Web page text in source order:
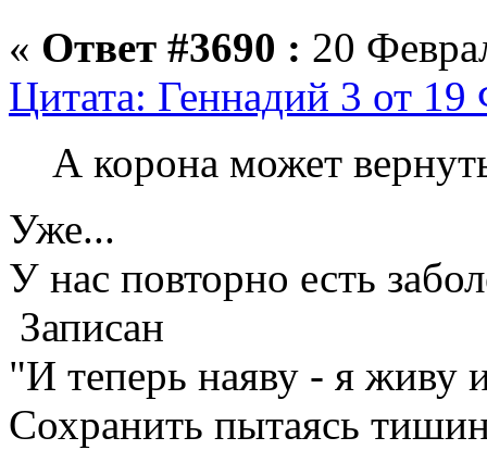
« Ответ #3690 : 20
Цитата: Геннадий 3 от
А корона может
Уже...
У нас повторно есть
Записан
"И теперь наяву - я живу
Сохранить пытаясь